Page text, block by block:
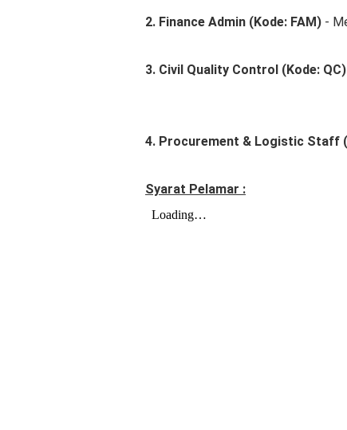
2. Finance Admin (Kode: FAM) -
3. Civil Quality Control (Kode:
4. Procurement & Logistic Staff
Syarat Pelamar :